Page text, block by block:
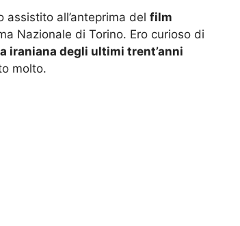
assistito all’anteprima del film
Nazionale di Torino. Ero curioso di
iraniana degli ultimi trent’anni
molto.